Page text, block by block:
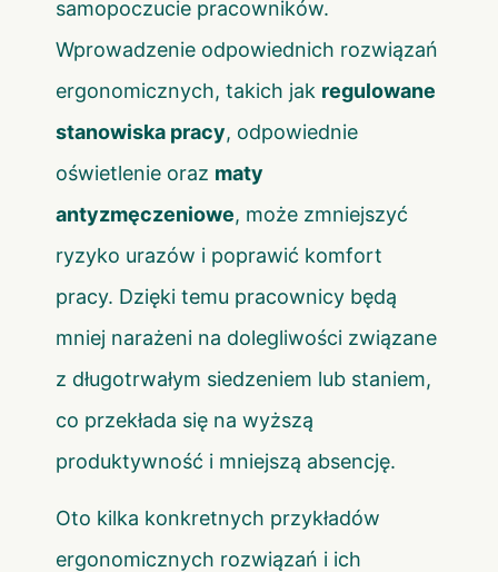
samopoczucie pracowników.
Wprowadzenie odpowiednich rozwiązań
ergonomicznych, takich jak regulowane
stanowiska pracy, odpowiednie
oświetlenie oraz maty
antyzmęczeniowe, może zmniejszyć
ryzyko urazów i poprawić komfort
pracy. Dzięki temu pracownicy będą
mniej narażeni na dolegliwości związane
z długotrwałym siedzeniem lub staniem,
co przekłada się na wyższą
produktywność i mniejszą absencję.
Oto kilka konkretnych przykładów
ergonomicznych rozwiązań i ich